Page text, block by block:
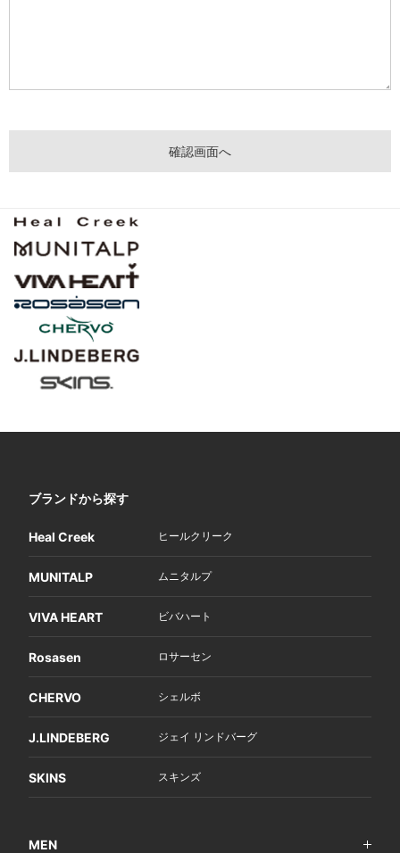
ブランドから探す
Heal Creek ヒールクリーク
MUNITALP ムニタルプ
VIVA HEART ビバハート
Rosasen ロサーセン
CHERVO シェルボ
J.LINDEBERG ジェイ リンドバーグ
SKINS スキンズ
MEN